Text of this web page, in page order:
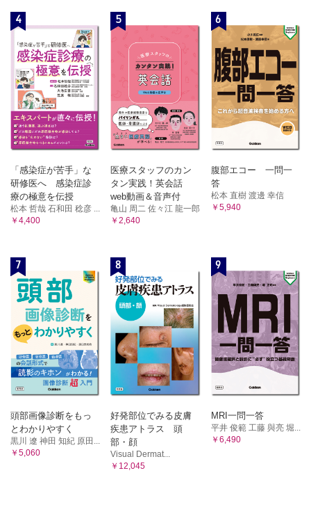
4
「感染症が苦手」な
研修医へ 感染症診
療の極意を伝授
松本 哲哉 石和田 稔彦 ...
￥4,400
5
医療スタッフのカン
タン実践！英会話
web動画＆音声付
亀山 周二 佐々江 龍一郎
￥2,640
6
腹部エコー 一問一
答
松本 直樹 渡邊 幸信
￥5,940
7
頭部画像診断をもっ
とわかりやすく
黒川 遼 神田 知紀 原田...
￥5,060
8
好発部位でみる皮膚
疾患アトラス 頭
部・顔
Visual Dermat...
￥12,045
9
MRI一問一答
平井 俊範 工藤 與亮 堀...
￥6,490